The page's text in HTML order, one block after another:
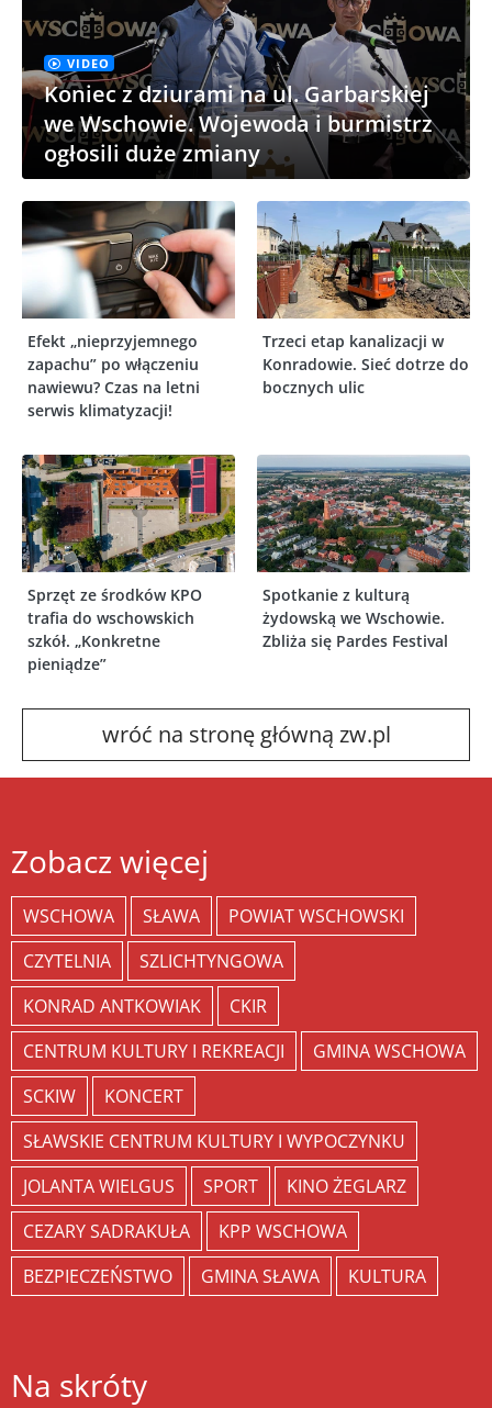
VIDEO
Koniec z dziurami na ul. Garbarskiej
we Wschowie. Wojewoda i burmistrz
ogłosili duże zmiany
Efekt „nieprzyjemnego
zapachu” po włączeniu
nawiewu? Czas na letni
serwis klimatyzacji!
Trzeci etap kanalizacji w
Konradowie. Sieć dotrze do
bocznych ulic
Sprzęt ze środków KPO
trafia do wschowskich
szkół. „Konkretne
pieniądze”
Spotkanie z kulturą
żydowską we Wschowie.
Zbliża się Pardes Festival
wróć na stronę główną zw.pl
Zobacz więcej
WSCHOWA SŁAWA
POWIAT WSCHOWSKI
CZYTELNIA
SZLICHTYNGOWA
KONRAD ANTKOWIAK
CKIR
CENTRUM KULTURY I REKREACJI
GMINA WSCHOWA
SCKIW
KONCERT
SŁAWSKIE CENTRUM KULTURY I WYPOCZYNKU
JOLANTA WIELGUS
SPORT
KINO ŻEGLARZ
CEZARY SADRAKUŁA
KPP WSCHOWA
BEZPIECZEŃSTWO
GMINA SŁAWA KULTURA
Na skróty